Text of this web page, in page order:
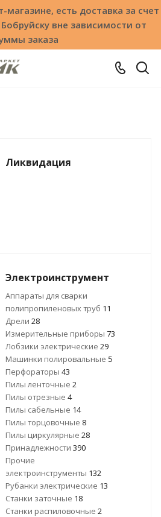
магазине, есть доставка за счет
вне зависимости от
заказа
Ликвидация
Электроинструмент
Аппараты для сварки
полипропиленовых труб 11
Дрели 28
Измерительные приборы 73
Лобзики электрические 29
Машинки полировальные 5
Перфораторы 43
Пилы ленточные 2
Пилы отрезные 4
Пилы сабельные 14
Пилы торцовочные 8
Пилы циркулярные 28
Принадлежности 390
Прочие
электроинструменты 132
Рубанки электрические 13
Станки заточные 18
Станки распиловочные 2